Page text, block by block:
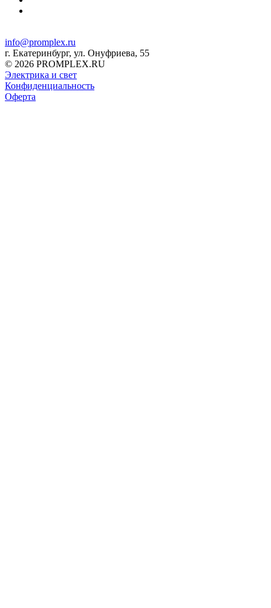
info@promplex.ru
г. Екатеринбург, ул. Онуфриева, 55
© 2026 PROMPLEX.RU
Электрика и свет
Конфиденциальность
Оферта